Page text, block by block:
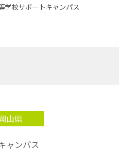
学校サポートキャンパス
山県
ャンパス